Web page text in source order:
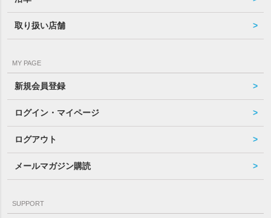
取り扱い店舗
MY PAGE
新規会員登録
ログイン・マイページ
ログアウト
メールマガジン購読
SUPPORT